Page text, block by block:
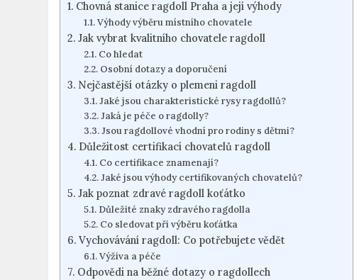
Chovná⁣ stanice ragdoll Praha a ⁢její výhody
Výhody výběru místního chovatele
Jak⁤ vybrat kvalitního chovatele ragdoll
Co⁢ hledat
Osobní‌ dotazy a doporučení
Nejčastější ⁢otázky‌ o⁣ plemeni ragdoll
Jaké ‌jsou charakteristické rysy ragdollů?
Jaká je péče o ragdolly?
Jsou ragdollové ⁤vhodní pro rodiny⁤ s dětmi?
Důležitost ‌certifikací chovatelů ragdoll
Co‌ certifikace znamenají?
Jaké jsou výhody⁢ certifikovaných chovatelů?
Jak poznat zdravé ragdoll koťátko
Důležité znaky zdravého‌ ragdolla
Co sledovat při výběru koťátka
Vychovávání ragdoll:‌ Co potřebujete vědět
Výživa a⁣ péče
Odpovědi na běžné⁢ dotazy o ⁢ragdollech